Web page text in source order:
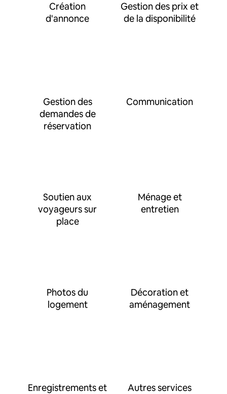
Création
d'annonce
Gestion des prix et
de la disponibilité
Gestion des
demandes de
réservation
Communication
Soutien aux
voyageurs sur
place
Ménage et
entretien
Photos du
logement
Décoration et
aménagement
Enregistrements et Autres services